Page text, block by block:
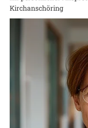
Kirchanschöring